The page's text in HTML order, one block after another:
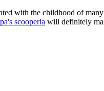
with the childhood of
scooperia will definitely